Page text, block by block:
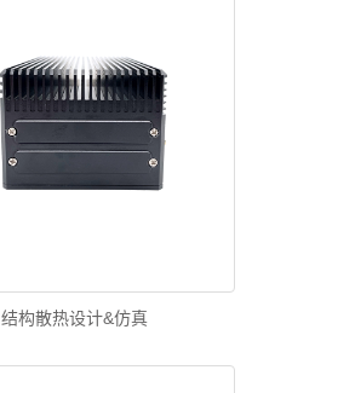
结构散热设计&仿真